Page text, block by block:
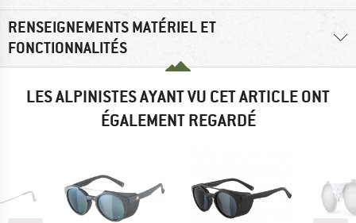
RENSEIGNEMENTS MATÉRIEL ET
FONCTIONNALITÉS
LES ALPINISTES AYANT VU CET ARTICLE ONT
ÉGALEMENT REGARDÉ